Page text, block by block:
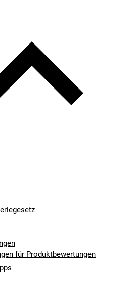
für Produktbewertungen